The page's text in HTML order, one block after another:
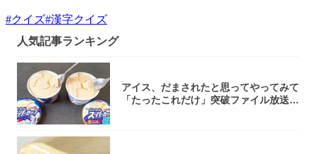
#クイズ#漢字クイズ
人気記事ランキング
アイス、だまされたと思ってやってみて
「たったこれだけ」突破ファイル放送で